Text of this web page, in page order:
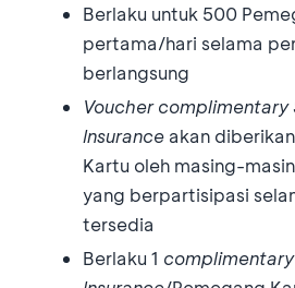
Berlaku untuk 500
pertama/hari selama
berlangsung
Voucher complimentary
Insurance akan
Kartu oleh masing-
yang berpartisipasi
tersedia
Berlaku 1